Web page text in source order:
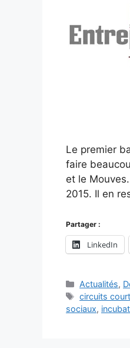
Le premier
faire
et le
2015. Il en
Partager :
LinkedIn
Catégories
Actualités,
Étiquettes
circuits
sociaux,